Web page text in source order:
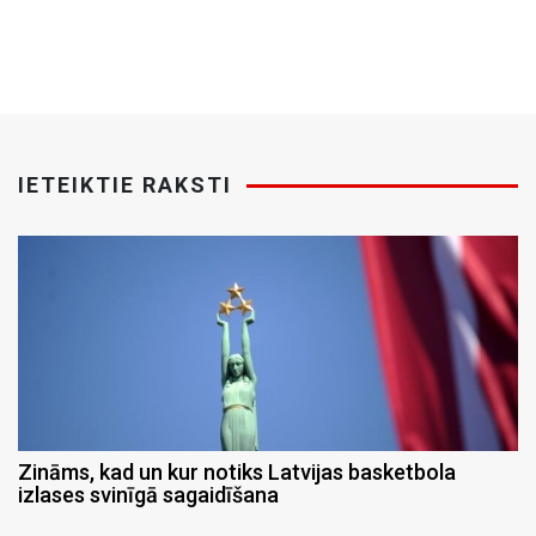
IETEIKTIE RAKSTI
Zināms, kad un kur notiks Latvijas basketbola
izlases svinīgā sagaidīšana